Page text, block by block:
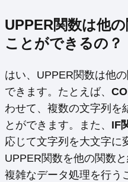
UPPER関数は他
ことができるの？
はい、UPPER関数は他
できます。たとえば、
わせて、複数の文字列を
とができます。また、 IF
応じて文字列を大文字に
UPPER関数を他の関数
複雑なデータ処理を行う